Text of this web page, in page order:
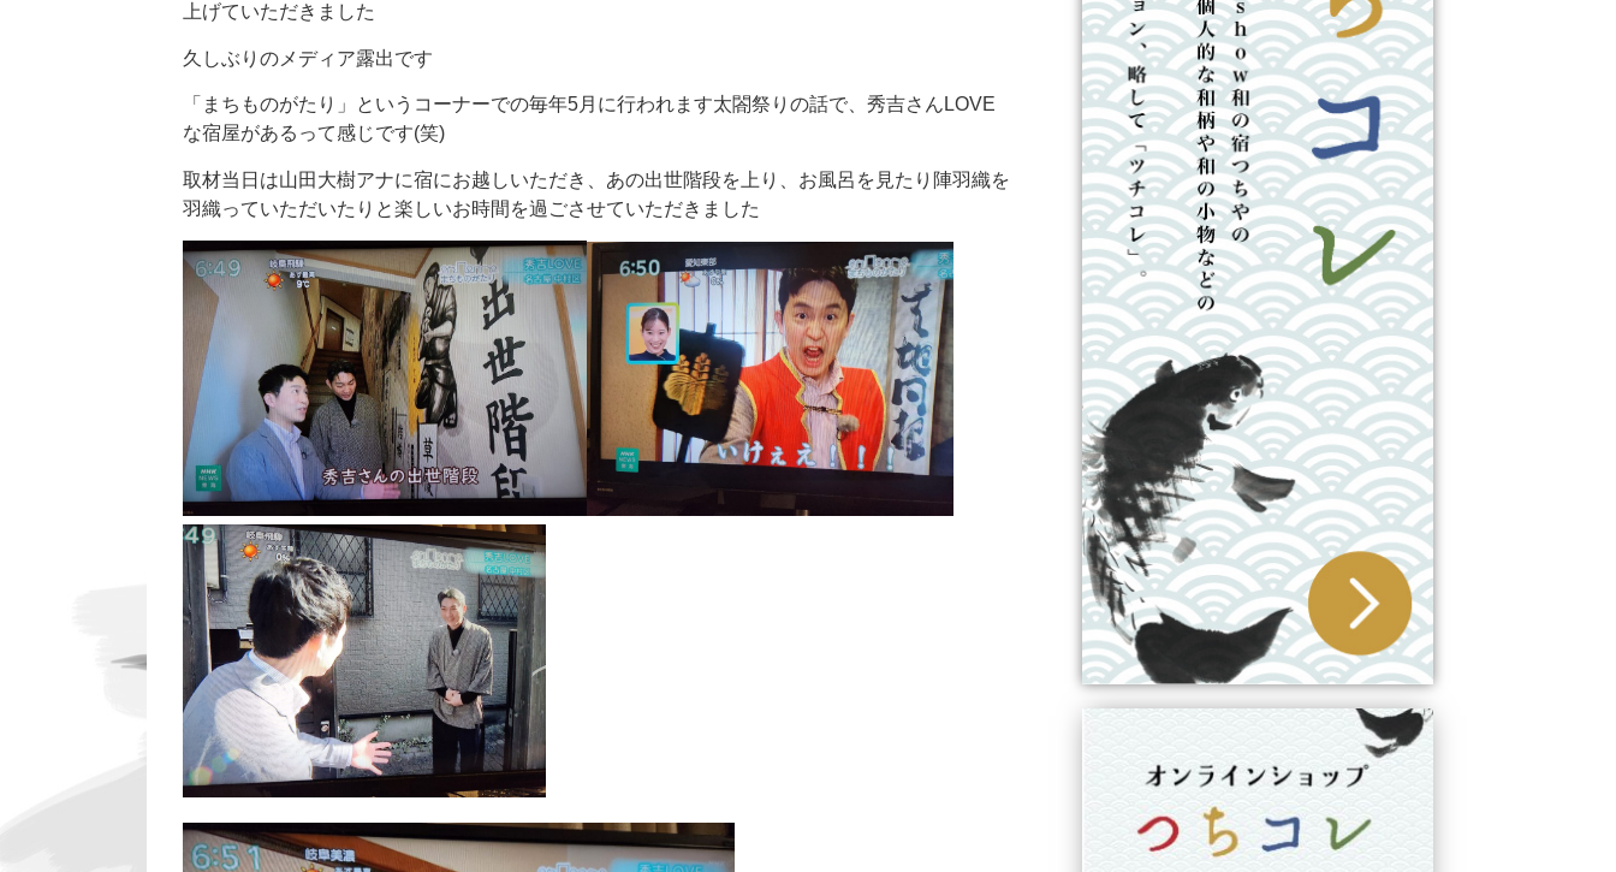
上げていただきました
久しぶりのメディア露出です
「まちものがたり」というコーナーでの毎年5月に行われます太閤祭りの話で、秀吉さんLOVE
な宿屋があるって感じです(笑)
取材当日は山田大樹アナに宿にお越しいただき、あの出世階段を上り、お風呂を見たり陣羽織を
羽織っていただいたりと楽しいお時間を過ごさせていただきました